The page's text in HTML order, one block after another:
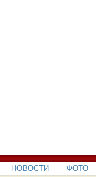
НОВОСТИ ФОТО